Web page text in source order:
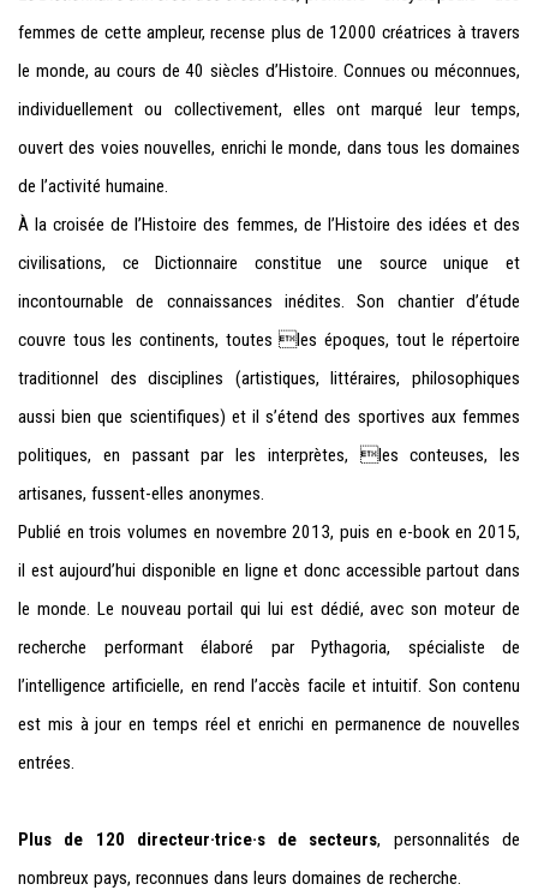
femmes de cette ampleur, recense plus de 12000 créatrices à travers
le monde, au cours de 40 siècles d’Histoire. Connues ou méconnues,
individuellement ou collectivement, elles ont marqué leur temps,
ouvert des voies nouvelles, enrichi le monde, dans tous les domaines
de l’activité humaine.
À la croisée de l’Histoire des femmes, de l’Histoire des idées et des
civilisations, ce Dictionnaire constitue une source unique et
incontournable de connaissances inédites. Son chantier d’étude
couvre tous les continents, toutes les époques, tout le répertoire
traditionnel des disciplines (artistiques, littéraires, philosophiques
aussi bien que scientifiques) et il s’étend des sportives aux femmes
politiques, en passant par les interprètes, les conteuses, les
artisanes, fussent-elles anonymes.
Publié en trois volumes en novembre 2013, puis en e-book en 2015,
il est aujourd’hui disponible en ligne et donc accessible partout dans
le monde. Le nouveau portail qui lui est dédié, avec son moteur de
recherche performant élaboré par Pythagoria, spécialiste de
l’intelligence artificielle, en rend l’accès facile et intuitif. Son contenu
est mis à jour en temps réel et enrichi en permanence de nouvelles
entrées.
Plus de 120 directeur·trice·s de secteurs, personnalités de
nombreux pays, reconnues dans leurs domaines de recherche.